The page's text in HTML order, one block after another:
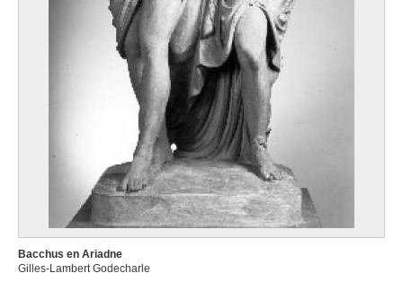
Bacchus en Ariadne
Gilles-Lambert Godecharle